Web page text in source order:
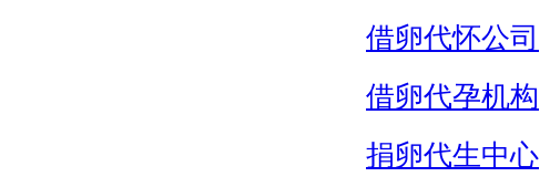
借卵代怀公司
借卵代孕机构
捐卵代生中心